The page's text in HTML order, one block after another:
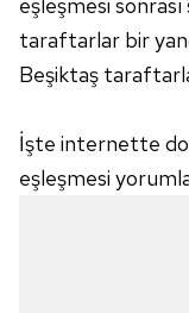
taraftarlar bir
Beşiktaş
İşte internette
eşleşmesi